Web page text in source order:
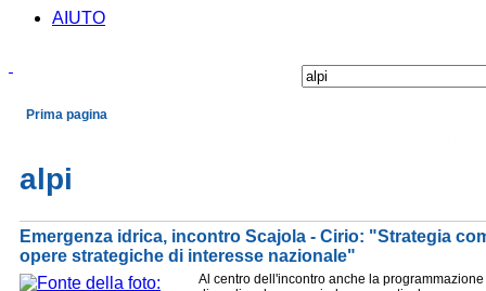
AIUTO
Prima pagina
alpi
Emergenza idrica, incontro Scajola - Cirio: "Strategia
opere strategiche di interesse nazionale"
Al centro dell'incontro anche la programmazione